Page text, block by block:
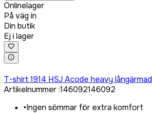
Onlinelager
På väg in
Din butik
Ej i lager
T-shirt 1914 HSJ Acode heavy långärmad
Artikelnummer:146092146092
•Ingen sömmar för extra komfort